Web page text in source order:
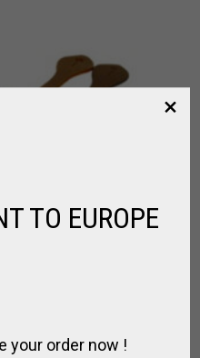
TO EUROPE
your order now !